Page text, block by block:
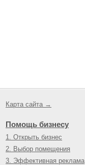
Карта сайта →
Помощь бизнесу
1. Открыть бизнес
2. Выбор помещения
3. Эффективная реклама